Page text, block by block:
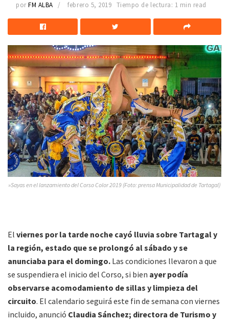
por FM ALBA febrero 5, 2019 Tiempo de lectura: 1 min read
»Sayas en el lanzamiento del Corso Color 2019 (Foto: prensa Municipalidad de Tartagal)
El viernes por la tarde noche cayó lluvia sobre Tartagal y
la región, estado que se prolongó al sábado y se
anunciaba para el domingo. Las condiciones llevaron a que
se suspendiera el inicio del Corso, si bien ayer podía
observarse acomodamiento de sillas y limpieza del
circuito. El calendario seguirá este fin de semana con viernes
incluido, anunció Claudia Sánchez; directora de Turismo y